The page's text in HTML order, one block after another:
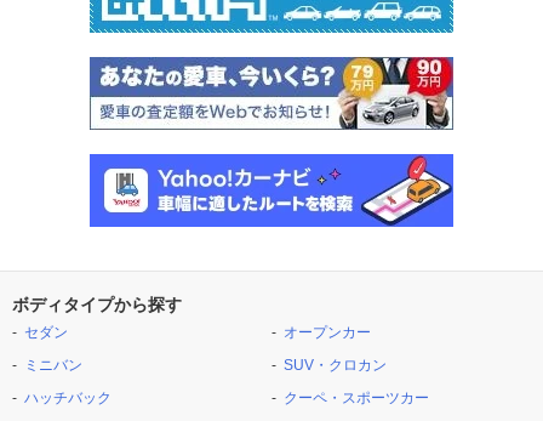
ボディタイプから探す
セダン
ミニバン
ハッチバック
オープンカー
SUV・クロカン
クーペ・スポーツカー